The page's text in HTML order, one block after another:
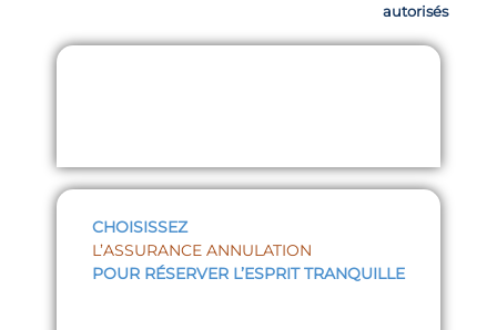
autorisés
CHOISISSEZ
L’ASSURANCE ANNULATION
POUR RÉSERVER L’ESPRIT TRANQUILLE